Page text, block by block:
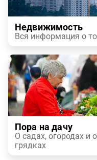
Недвижимость
Вся информация о
Пора на дачу
О садах, огородах и
грядках